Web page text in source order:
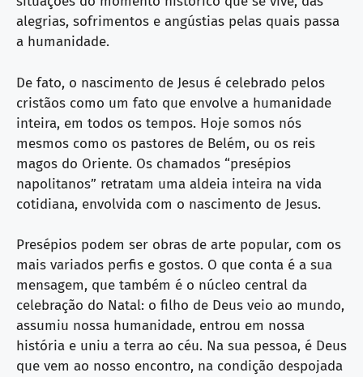
alegrias, sofrimentos e angústias pelas quais passa
a humanidade.
De fato, o nascimento de Jesus é celebrado pelos
cristãos como um fato que envolve a humanidade
inteira, em todos os tempos. Hoje somos nós
mesmos como os pastores de Belém, ou os reis
magos do Oriente. Os chamados “presépios
napolitanos” retratam uma aldeia inteira na vida
cotidiana, envolvida com o nascimento de Jesus.
Presépios podem ser obras de arte popular, com os
mais variados perfis e gostos. O que conta é a sua
mensagem, que também é o núcleo central da
celebração do Natal: o filho de Deus veio ao mundo,
assumiu nossa humanidade, entrou em nossa
história e uniu a terra ao céu. Na sua pessoa, é Deus
que vem ao nosso encontro, na condição despojada